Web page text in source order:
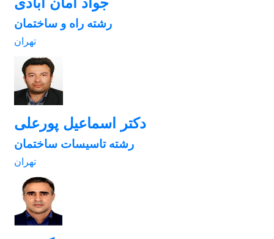
رشته راه و ساختمان
تهران
دکتر اسماعیل پورعلی
رشته تاسیسات ساختمان
تهران